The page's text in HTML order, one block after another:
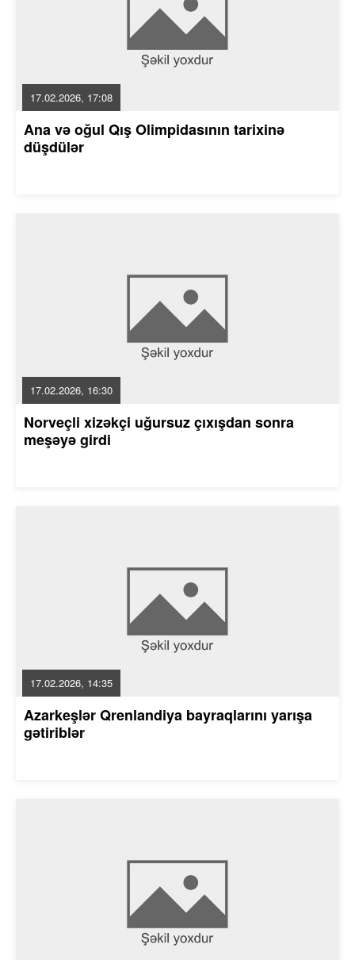
17.02.2026, 17:08
Ana və oğul Qış Olimpidasının tarixinə
düşdülər
17.02.2026, 16:30
Norveçli xizəkçi uğursuz çıxışdan sonra
meşəyə girdi
17.02.2026, 14:35
Azarkeşlər Qrenlandiya bayraqlarını yarışa
gətiriblər